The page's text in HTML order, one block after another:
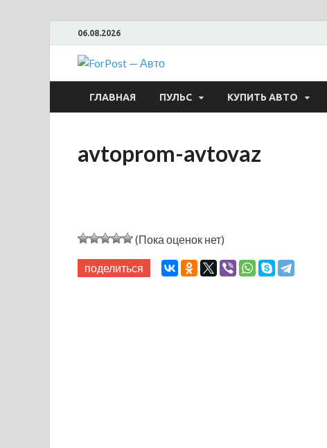
06.08.2026
ForPost —
ГЛАВНАЯ ПУЛЬС КУПИТЬ АВТО
avtoprom-avtovaz
(Пока оценок нет)
поделиться